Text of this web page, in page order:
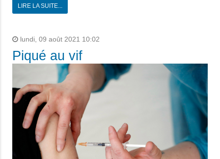
LIRE LA SUITE...
lundi, 09 août 2021 10:02
Piqué au vif